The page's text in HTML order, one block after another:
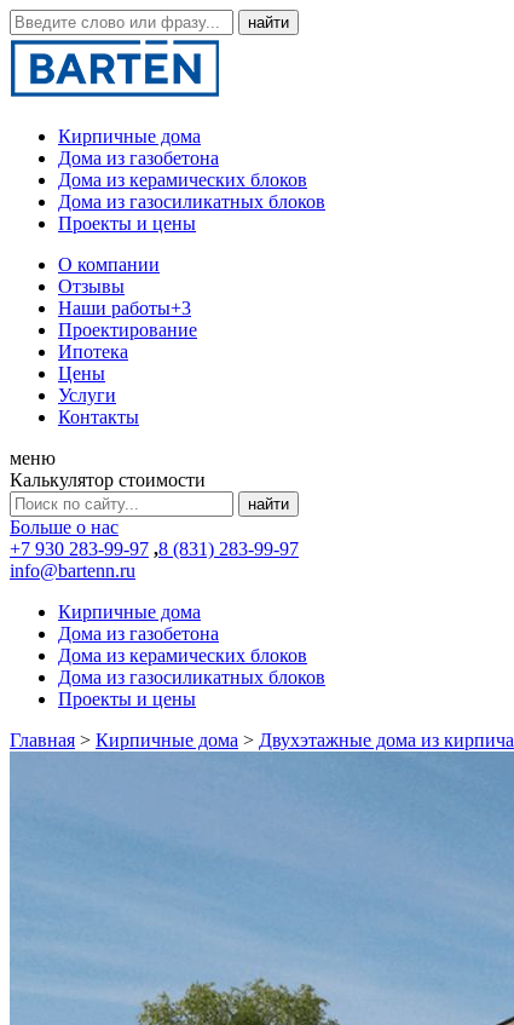
Кирпичные дома
Дома из газобетона
Дома из керамических блоков
Дома из газосиликатных блоков
Проекты и цены
О компании
Отзывы
Наши работы+3
Проектирование
Ипотека
Цены
Услуги
Контакты
меню
Калькулятор стоимости
Больше о нас
+7 930 283-99-97 ,8 (831) 283-99-97
info@bartenn.ru
Кирпичные дома
Дома из газобетона
Дома из керамических блоков
Дома из газосиликатных блоков
Проекты и цены
Главная > Кирпичные дома > Двухэтажные дома из кирпича